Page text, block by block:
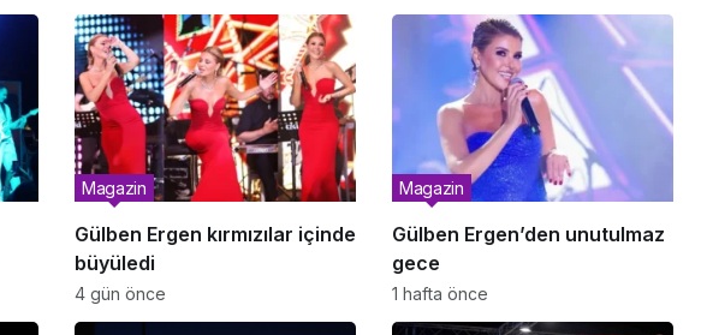
Gülben Ergen kırmızılar içinde
büyüledi
Magazin
4 gün önce
Gülben Ergen’den unutulmaz
gece
Magazin
1 hafta önce